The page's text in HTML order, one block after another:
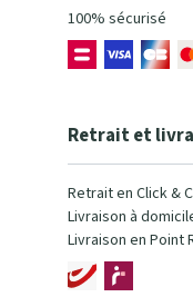
100% sécurisé
Retrait et
Retrait en Click &
Livraison à
Livraison en Point